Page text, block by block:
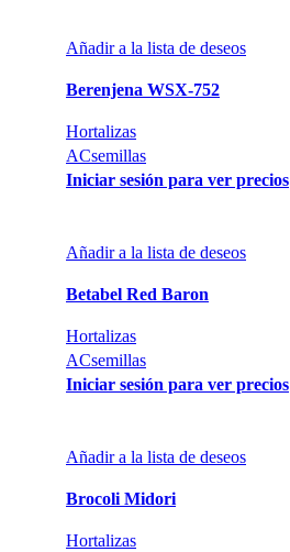
Añadir a la lista de deseos
Berenjena WSX-752
Hortalizas
ACsemillas
Iniciar sesión para ver precios
Añadir a la lista de deseos
Betabel Red Baron
Hortalizas
ACsemillas
Iniciar sesión para ver precios
Añadir a la lista de deseos
Brocoli Midori
Hortalizas